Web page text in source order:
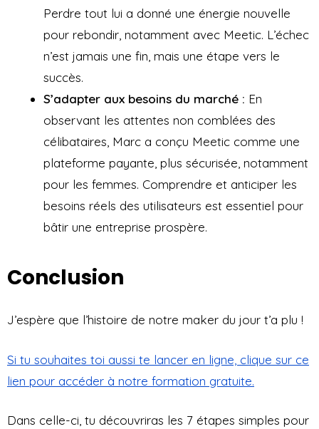
Perdre tout lui a donné une énergie nouvelle
pour rebondir, notamment avec Meetic. L’échec
n’est jamais une fin, mais une étape vers le
succès.
S’adapter aux besoins du marché : En
observant les attentes non comblées des
célibataires, Marc a conçu Meetic comme une
plateforme payante, plus sécurisée, notamment
pour les femmes. Comprendre et anticiper les
besoins réels des utilisateurs est essentiel pour
bâtir une entreprise prospère.
Conclusion
J’espère que l’histoire de notre maker du jour t’a plu !
Si tu souhaites toi aussi te lancer en ligne, clique sur ce
lien pour accéder à notre formation gratuite.
Dans celle-ci, tu découvriras les 7 étapes simples pour